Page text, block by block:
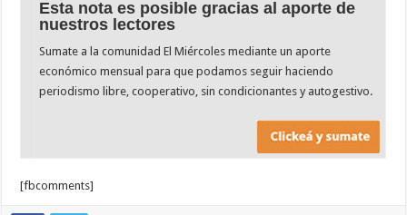
Esta nota es posible gracias al aporte de
nuestros lectores
Sumate a la comunidad El Miércoles mediante un aporte
económico mensual para que podamos seguir haciendo
periodismo libre, cooperativo, sin condicionantes y autogestivo.
[fbcomments]